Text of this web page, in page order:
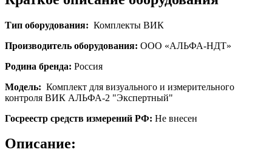
Тип оборудования: Комплекты ВИК
Производитель оборудования: ООО «АЛЬФА-НДТ»
Родина бренда: Россия
Модель: Комплект для визуального и измерительного
контроля ВИК АЛЬФА-2 "Экспертный"
Госреестр средств измерений РФ: Не внесен
Описание: